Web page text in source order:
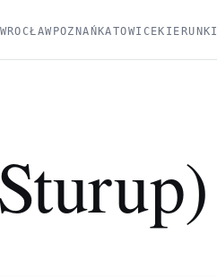
WROCŁAW POZNAŃKATOWICEKIERUNKI